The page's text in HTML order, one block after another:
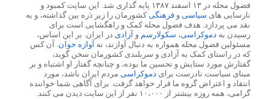
فضول محله در ۱۳ اسفند ۱۳۸۷ پایه گذاری شد. این سایت کمبود و
نارسایی های سیاسی و فرهنگیکشورمان را زیر ذره بین گذاشته، و به
نقد می پردازد. هدف فضول محله کمک و راهگشایی است برای
رسیدن به دموکراسی، سکولارسم و آزادی در ایران. بر این اساس،
مسئولین فضول محله همواره به دنبال آوازند، نه آوازه خوان. آن کس
که در راستای کمک به آزادی و سربلندی کشورمان سخن گوید،
گفتارش مورد ستایش و تحسین ما بوده، و چنانچه گفتار او اشتباه و بر
مبنای سیاست نادرست برای دموکراسی مردم ایران باشد، مورد
انتقاد و اعتراض گروه ما قرار خواهد گرفت. برای آگاهی شما خواننده
گرامی، همه روزه بیشتر از ۱۰،۰۰۰ نفر از این سایت دیدن می کنند.